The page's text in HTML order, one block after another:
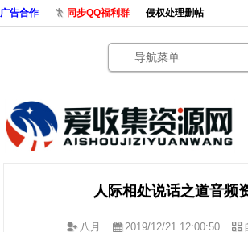
广告合作 同步QQ福利群 侵权处理删帖
导航菜单
人际相处说话之道音频
八月 2019/12/21 12:00:50